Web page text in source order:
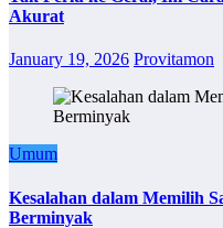
Akurat
January 19, 2026 Provitamon
Umum
Kesalahan dalam Memilih
Berminyak